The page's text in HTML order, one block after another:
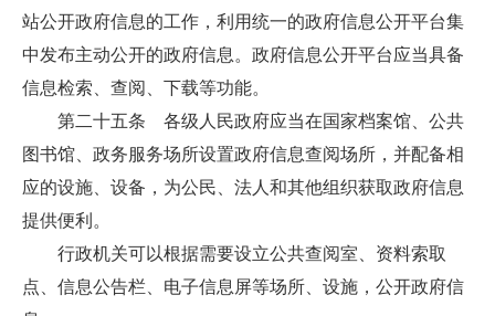
站公开政府信息的工作，利用统一的政府信息公开平台集
中发布主动公开的政府信息。政府信息公开平台应当具备
信息检索、查阅、下载等功能。
第二十五条 各级人民政府应当在国家档案馆、公共
图书馆、政务服务场所设置政府信息查阅场所，并配备相
应的设施、设备，为公民、法人和其他组织获取政府信息
提供便利。
行政机关可以根据需要设立公共查阅室、资料索取
点、信息公告栏、电子信息屏等场所、设施，公开政府信